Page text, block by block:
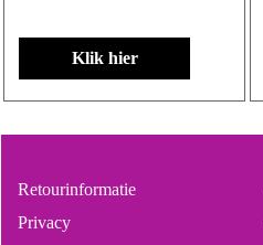
Klik hier
Retourinformatie
Privacy